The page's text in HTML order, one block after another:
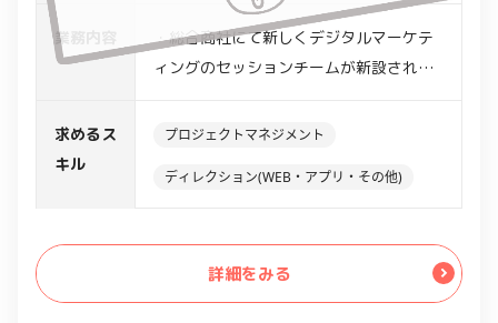
業務内容
・総合商社にて新しくデジタルマーケテ
ィングのセッションチームが新設される
イトの改修に伴い開発ディレクションを
・各事業部からのコンテンツのヒアリン
・クリエイター達を統括、開発管理等・
WEBディレクションの経験のある方
・チームを団結させるリーダーシップ
求めるス
キル
プロジェクトマネジメント
ディレクション(WEB・アプリ・その他)
詳細をみる